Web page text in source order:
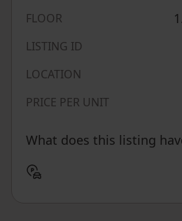
FLOOR
LISTING ID
LOCATION
PRICE PER UNIT
What does this listing